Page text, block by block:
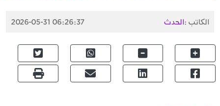
الكاتب :الحدث 2026-05-31 06:26:37